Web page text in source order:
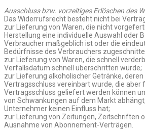
Ausschluss bzw. vorzeitiges Erlöschen des
Das Widerrufsrecht besteht nicht bei
zur Lieferung von Waren, die nicht
Herstellung eine individuelle Auswahl oder
Verbraucher maßgeblich ist oder die
Bedürfnisse des Verbrauchers
zur Lieferung von Waren, die schnell
Verfallsdatum schnell überschritten würde;
zur Lieferung alkoholischer Getränke, deren
Vertragsschluss vereinbart wurde, die aber
Vertragsschluss geliefert werden können
von Schwankungen auf dem Markt
Unternehmer keinen Einfluss hat;
zur Lieferung von Zeitungen, Zeitschriften
Ausnahme von Abonnement-Verträgen.